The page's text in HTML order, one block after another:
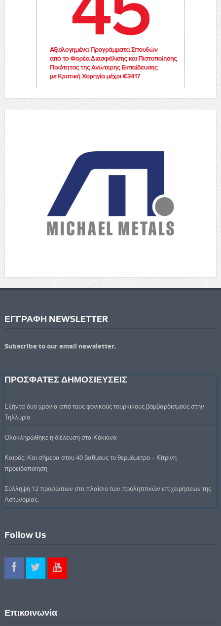
ΕΓΓΡΑΦΗ NEWSLETTER
Subscribe to our email newsletter.
ΠΡΟΣΦΑΤΕΣ ΔΗΜΟΣΙΕΥΣΕΙΣ
Εξήντα δυο χρόνια από τους φονικούς τουρκικούς βομβαρδισμούς στην
Τηλλυρία
Ολοκληρώθηκε η διέλευση στα Κόκκινα
Καιρός: Και σήμερα στου 40 βαθμούς το θερμόμετρο – Κίτρινη
προειδοποίηση
Σύλληψη 12 προσώπων στο πλαίσιο των προληπτικών επιχειρήσεων της
Αστυνομίας.
Follow Us
Επικοινωνία